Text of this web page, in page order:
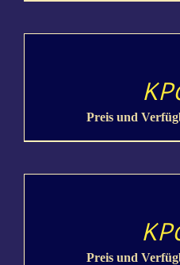
Preis und
Preis und